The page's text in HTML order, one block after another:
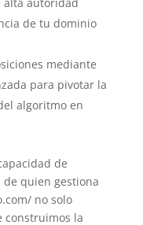
de tu dominio
mediante
para pivotar la
algoritmo en
de
quien gestiona
no solo
construimos la